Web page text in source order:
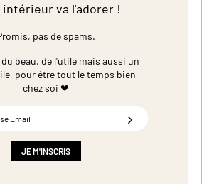
va l'adorer !
pas de spams.
beau, de l'utile mais aussi un
pour être tout le temps bien
chez soi ❤
JE M'INSCRIS